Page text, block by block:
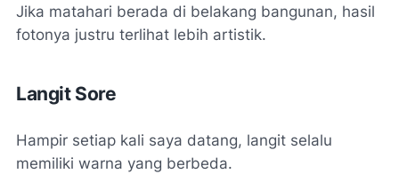
Jika matahari berada di belakang bangunan, hasil
fotonya justru terlihat lebih artistik.
Langit Sore
Hampir setiap kali saya datang, langit selalu
memiliki warna yang berbeda.